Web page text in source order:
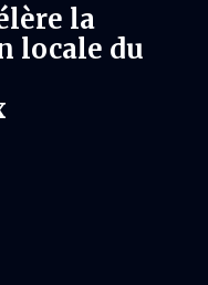
la
locale du